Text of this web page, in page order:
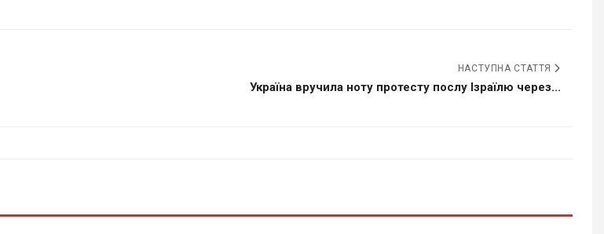
НАСТУПНА СТАТТЯ
Україна вручила ноту протесту послу Ізраїлю через...